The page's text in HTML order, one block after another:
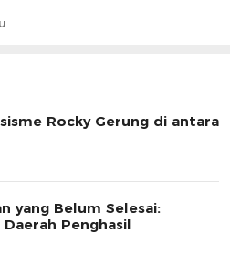
Rocky Gerung di antara
yang Belum Selesai:
Penghasil